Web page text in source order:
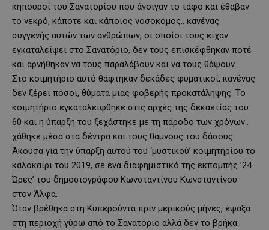
κηπουροί του Σανατορίου που άνοιγαν το τάφο και έθαβαν
το νεκρό, κάποτε και κάποιος νοσοκόμος.. κανένας
συγγενής αυτών των ανθρώπων, οι οποίοι τους είχαν
εγκαταλείψει στο Σανατόριο, δεν τους επισκέφθηκαν ποτέ
και αρνήθηκαν να τους παραλάβουν και να τους θάψουν.
Στο κοιμητήριο αυτό θάφτηκαν δεκάδες φυματικοί, κανένας
δεν ξέρει πόσοι, θύματα μιας φοβερής προκατάληψης. Το
κοιμητήριο εγκαταλείφθηκε στις αρχές της δεκαετίας του
60 και η ύπαρξη του ξεχάστηκε με τη πάροδο των χρόνων..
χάθηκε μέσα στα δέντρα και τους θάμνους του δάσους.
Άκουσα για την ύπαρξη αυτού του ‘μυστικού’ κοιμητηρίου το
καλοκαίρι του 2019, σε ένα διαφημιστικό της εκπομπής ’24
Ώρες’ του δημοσιογράφου Κωνσταντίνου Κωνσταντίνου
στον Άλφα.
Όταν βρέθηκα στη Κυπερούντα πριν μερικούς μήνες, έψαξα
στη περιοχή γύρω από το Σανατόριο αλλά δεν το βρήκα..